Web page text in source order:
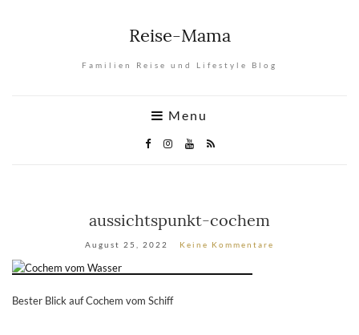
Reise-Mama
Familien Reise und Lifestyle Blog
Menu
aussichtspunkt-cochem
August 25, 2022 Keine Kommentare
Bester Blick auf Cochem vom Schiff